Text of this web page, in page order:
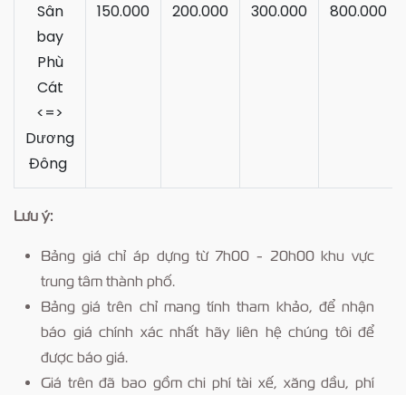
Sân
bay
Phù
Cát
<=>
Dương
Đông
150.000 200.000 300.000 800.000
Lưu ý:
Bảng giá chỉ áp dựng từ 7h00 - 20h00 khu vực
trung tâm thành phố.
Bảng giá trên chỉ mang tính tham khảo, để nhận
báo giá chính xác nhất hãy liên hệ chúng tôi để
được báo giá.
Giá trên đã bao gồm chi phí tài xế, xăng dầu, phí